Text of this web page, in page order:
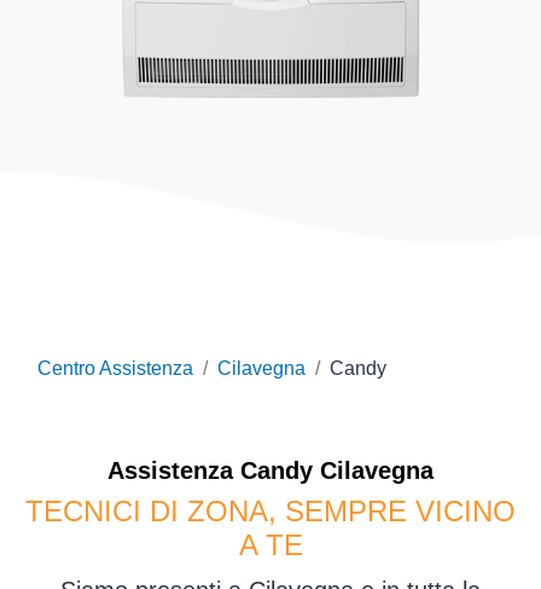
Centro Assistenza Cilavegna Candy
Assistenza Candy Cilavegna
TECNICI DI ZONA, SEMPRE VICINO
A TE